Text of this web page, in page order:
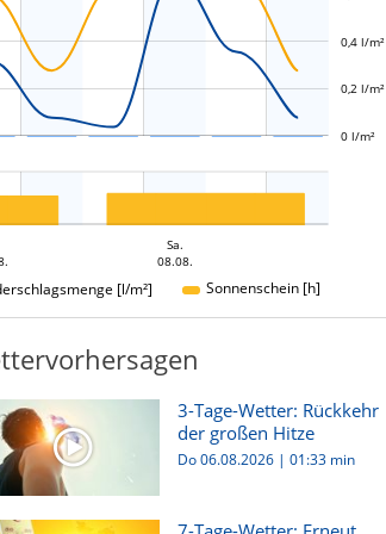
0 l/m²
0,2 l/m²
0,4 l/m²
Sa.
08.08.
[l/m²] Sonnenschein [h]
3-Tage-Wetter: Rückkehr
der großen Hitze
Do 06.08.2026 |01:33 min